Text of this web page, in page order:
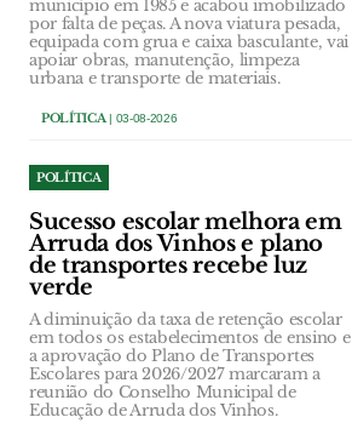
município em 1985 e acabou imobilizado
por falta de peças. A nova viatura pesada,
equipada com grua e caixa basculante, vai
apoiar obras, manutenção, limpeza
urbana e transporte de materiais.
POLÍTICA| 03-08-2026
POLÍTICA
Sucesso escolar melhora em
Arruda dos Vinhos e plano
de transportes recebe luz
verde
A diminuição da taxa de retenção escolar
em todos os estabelecimentos de ensino e
a aprovação do Plano de Transportes
Escolares para 2026/2027 marcaram a
reunião do Conselho Municipal de
Educação de Arruda dos Vinhos.